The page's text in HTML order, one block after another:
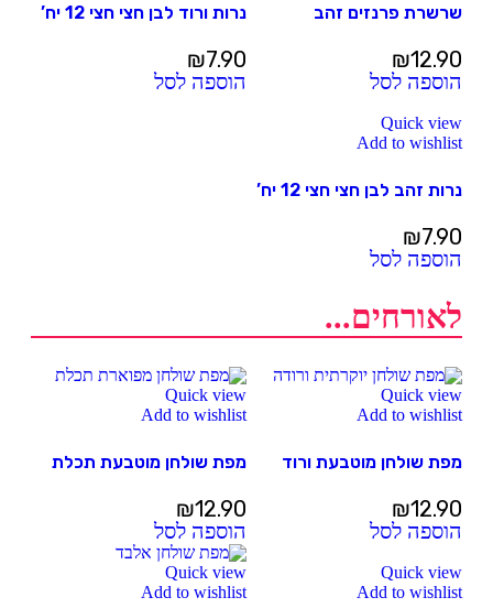
שרשרת פרנזים זהב
₪12.90
הוספה לסל
נרות ורוד לבן חצי חצי 12 יח’
₪7.90
הוספה לסל
Quick view
Add to wishlist
נרות זהב לבן חצי חצי 12 יח’
₪7.90
הוספה לסל
לאורחים...
Quick view
Add to wishlist
מפת שולחן מוטבעת ורוד
₪12.90
הוספה לסל
Quick view
Add to wishlist
מפת שולחן מוטבעת תכלת
₪12.90
הוספה לסל
Quick view
Add to wishlist
Quick view
Add to wishlist